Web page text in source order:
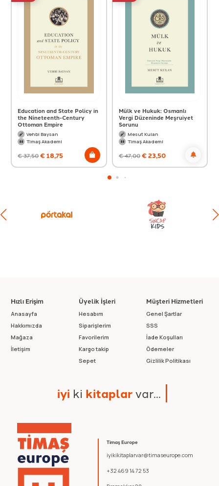
Education and State Policy in
the Nineteenth-Century
Ottoman Empire
Vehbi Baysan
Timaş Akademi
€37,50€18,75
Mülk ve Hukuk: Osmanlı
Vergi Düzeninde Meşruiyet
Sorunu
Mesut Kulan
Timaş Akademi
€47,00€23,50
Timaş Europe
iyikikitaplarvar@timaseurope.com
+32 469 14 72 53
Hızlı Erişim
Anasayfa
Hakkımızda
Mağaza
İletişim
Üyelik İşleri
Hesabım
Siparişlerim
Favorilerim
Kargo takip
Sepet
Müşteri Hizmetleri
Genel Şartlar
SSS
İade Koşulları
Ödemeler
Gizlilik Politikası
iyi ki kitaplarvar...